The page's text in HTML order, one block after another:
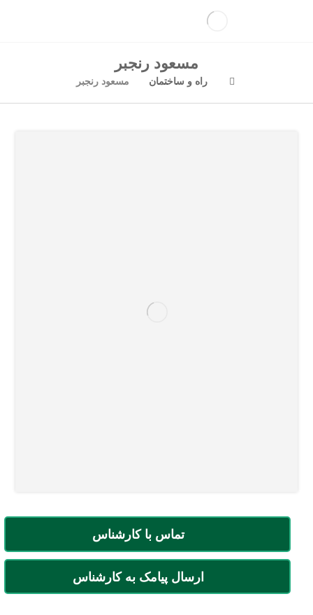
مسعود رنجبر
راه و ساختمان مسعود رنجبر
تماس با کارشناس
ارسال پیامک به کارشناس